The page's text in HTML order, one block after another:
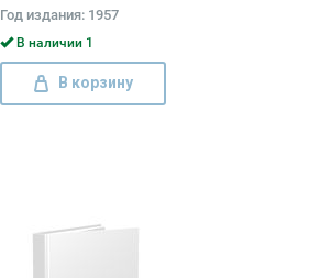
Год издания: 1957
В наличии 1
В корзину